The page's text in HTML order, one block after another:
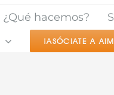
¿Qué hacemos?
¡ASÓCIATE A